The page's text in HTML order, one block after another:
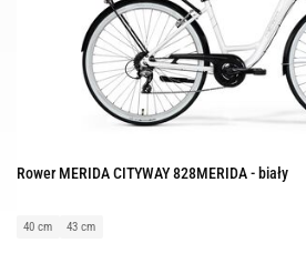
Rower MERIDA CITYWAY 828MERIDA - biały
40 cm 43 cm